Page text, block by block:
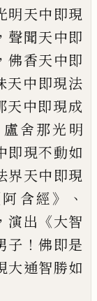
明天中即現
， 聲聞天中即
， 佛香天中即
天中即現法
天中即現成
盧舍那光明
即現不動如
界天中即現
阿 含經》、
， 演出 《大智
子 ！ 佛即是
大通智勝如